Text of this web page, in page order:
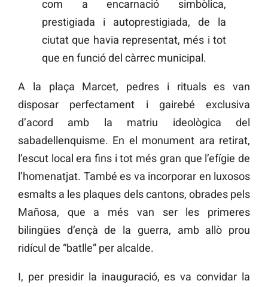
com a encarnació simbòlica,
prestigiada i autoprestigiada, de la
ciutat que havia representat, més i tot
que en funció del càrrec municipal.
A la plaça Marcet, pedres i rituals es van
disposar perfectament i gairebé exclusiva
d’acord amb la matriu ideològica del
sabadellenquisme. En el monument ara retirat,
l’escut local era fins i tot més gran que l’efígie de
l’homenatjat. També es va incorporar en luxosos
esmalts a les plaques dels cantons, obrades pels
Mañosa, que a més van ser les primeres
bilingües d’ençà de la guerra, amb allò prou
ridícul de “batlle” per alcalde.
I, per presidir la inauguració, es va convidar la